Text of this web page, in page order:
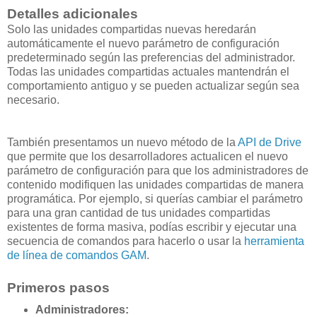
Detalles adicionales
Solo las unidades compartidas nuevas heredarán
automáticamente el nuevo parámetro de configuración
predeterminado según las preferencias del administrador.
Todas las unidades compartidas actuales mantendrán el
comportamiento antiguo y se pueden actualizar según sea
necesario.
También presentamos un nuevo método de la API de Drive
que permite que los desarrolladores actualicen el nuevo
parámetro de configuración para que los administradores de
contenido modifiquen las unidades compartidas de manera
programática. Por ejemplo, si querías cambiar el parámetro
para una gran cantidad de tus unidades compartidas
existentes de forma masiva, podías escribir y ejecutar una
secuencia de comandos para hacerlo o usar la herramienta
de línea de comandos GAM.
Primeros pasos
Administradores: